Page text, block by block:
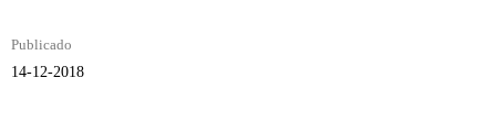
Publicado
14-12-2018